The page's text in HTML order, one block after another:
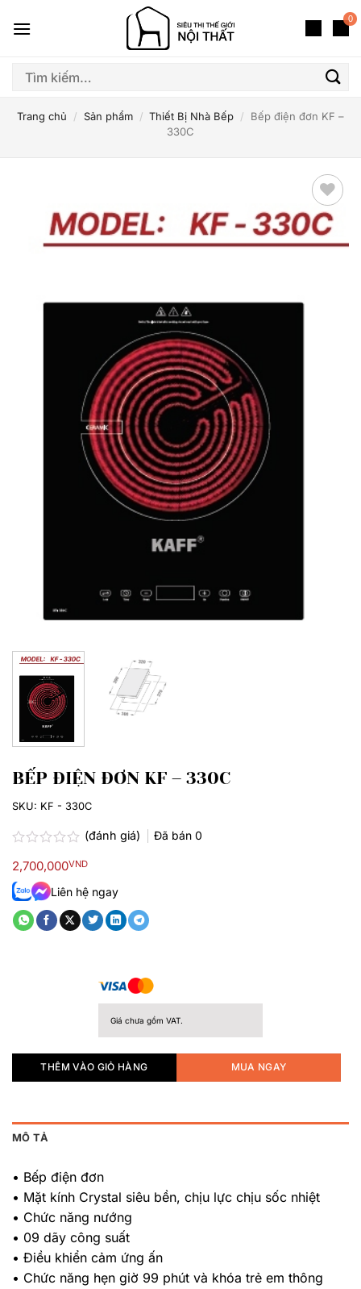
qua
dung
0
Tìm
Trang chủ / Sản phẩm / Thiết Bị Nhà Bếp /
Bếp điện đơn KF –
330C
Thêm
yêu
thích
BẾP ĐIỆN ĐƠN KF – 330C
xếp
hạng
0.0
sao
(đánh giá) Đã bán 0
2,700,000VND
Liên hệ ngay
Giá chưa gồm VAT.
THÊM VÀO GIỎ HÀNG MUA NGAY
SKU: KF - 330C
MÔ TẢ
• Bếp điện đơn
• Mặt kính Crystal siêu bền, chịu lực chịu sốc nhiệt
• Chức năng nướng
• 09 dãy công suất
• Điều khiển cảm ứng ấn
• Chức năng hẹn giờ 99 phút và khóa trẻ em thông